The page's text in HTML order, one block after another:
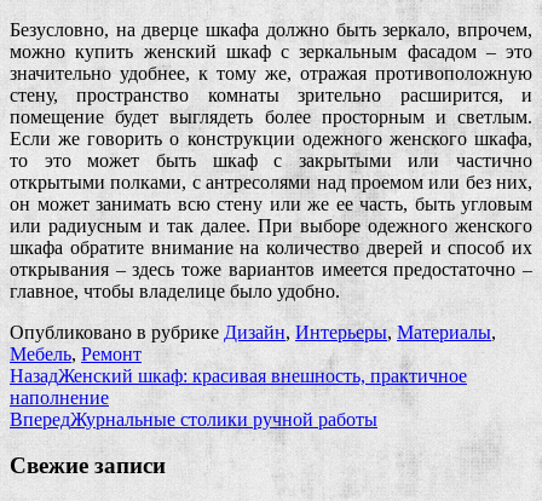
Безусловно, на дверце шкафа должно быть зеркало, впрочем,
можно купить женский шкаф с зеркальным фасадом – это
значительно удобнее, к тому же, отражая противоположную
стену, пространство комнаты зрительно расширится, и
помещение будет выглядеть более просторным и светлым.
Если же говорить о конструкции одежного женского шкафа,
то это может быть шкаф с закрытыми или частично
открытыми полками, с антресолями над проемом или без них,
он может занимать всю стену или же ее часть, быть угловым
или радиусным и так далее. При выборе одежного женского
шкафа обратите внимание на количество дверей и способ их
открывания – здесь тоже вариантов имеется предостаточно –
главное, чтобы владелице было удобно.
Опубликовано в рубрике Дизайн,Интерьеры,Материалы,
Мебель, Ремонт
НазадЖенский шкаф: красивая внешность, практичное
наполнение
ВпередЖурнальные столики ручной работы
Свежие записи